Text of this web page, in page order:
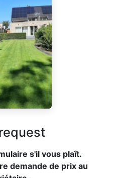
s'il vous plaît.
demande de prix au